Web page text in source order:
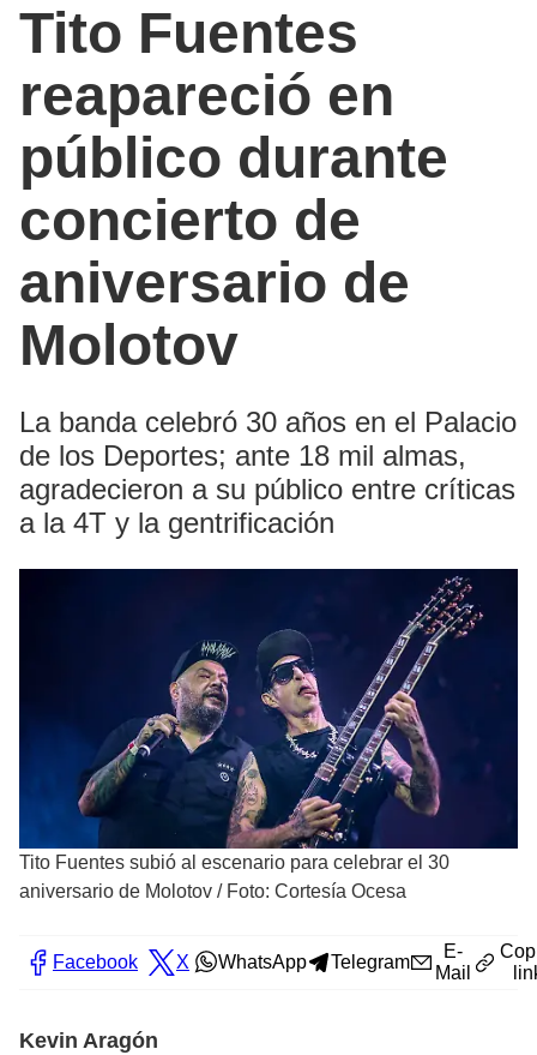
Tito Fuentes
reapareció en
público durante
concierto de
aniversario de
Molotov
La banda celebró 30 años en el Palacio
de los Deportes; ante 18 mil almas,
agradecieron a su público entre críticas
a la 4T y la gentrificación
Tito Fuentes subió al escenario para celebrar el 30
aniversario de Molotov / Foto: Cortesía Ocesa
Facebook X WhatsApp Telegram
E-
Mail
Kevin Aragón